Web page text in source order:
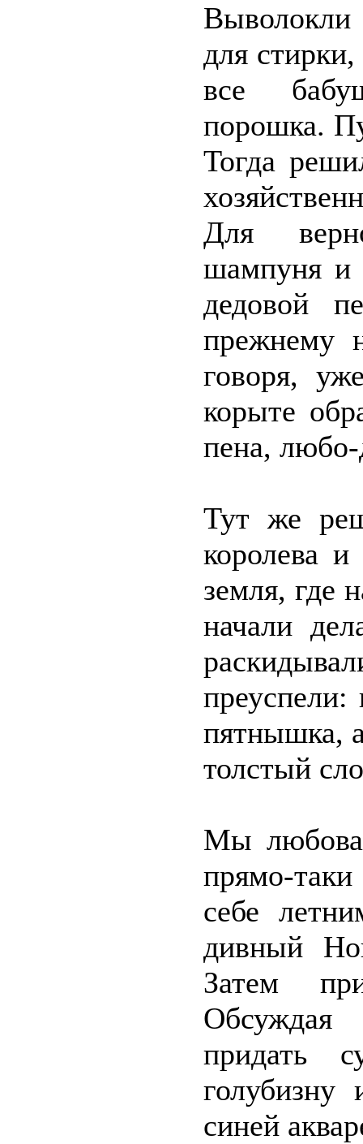
Выволокли
для
все
порошка.
Тогда
Для
шампуня и
дедовой
прежнему
говоря,
корыте
пена, любо-
Тут же
королева
земля, где
начали
преуспели:
пятнышка,
толстый
Мы
прямо-
себе
дивный
Затем
придать
синей